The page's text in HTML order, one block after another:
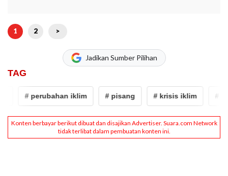
1 2 >
Jadikan Sumber Pilihan
TAG
# perubahan iklim # pisang # krisis iklim #